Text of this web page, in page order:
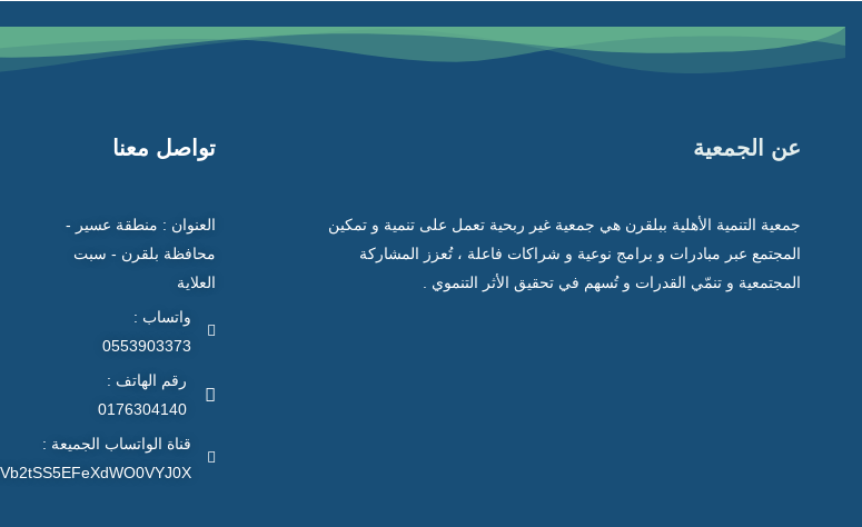
عن الجمعية
جمعية التنمية الأهلية ببلقرن هي جمعية غير ربحية تعمل على تنمية و تمكين
المجتمع عبر مبادرات و برامج نوعية و شراكات فاعلة ، تُعزز المشاركة
المجتمعية و تنمّي القدرات و تُسهم في تحقيق الأثر التنموي .
تواصل معنا
العنوان : منطقة عسير -
محافظة بلقرن - سبت
العلاية
واتساب :
0553903373
رقم الهاتف :
0176304140
قناة الواتساب الجميعة :